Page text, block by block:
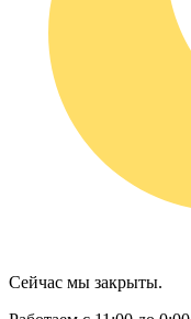
Сейчас мы закрыты.